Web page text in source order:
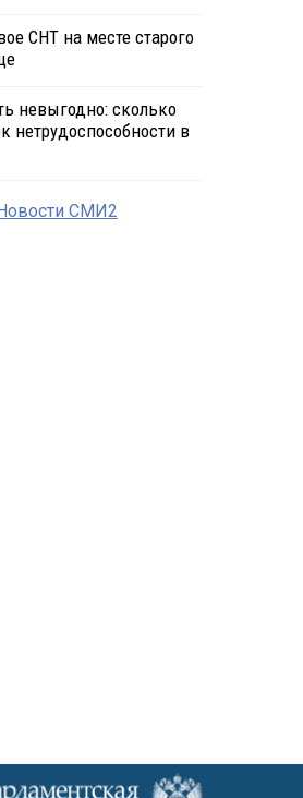
СНТ на месте старого
невыгодно: сколько
нетрудоспособности в
Новости СМИ2